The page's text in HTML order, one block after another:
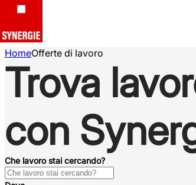
HomeOfferte di lavoro
Trova
con
Che lavoro stai cercando?